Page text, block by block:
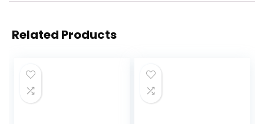
Related Products